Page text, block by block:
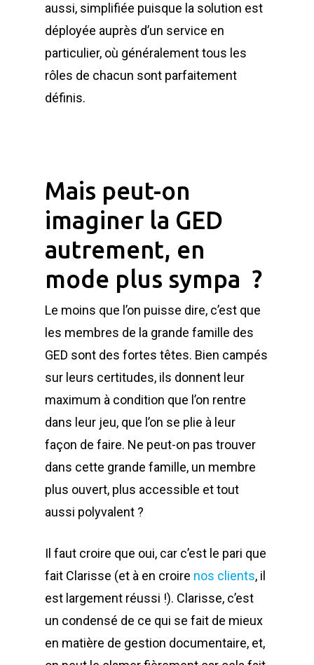
aussi, simplifiée puisque la solution est
déployée auprès d’un service en
particulier, où généralement tous les
rôles de chacun sont parfaitement
définis.
Mais peut-on
imaginer la GED
autrement, en
mode plus sympa ?
Le moins que l’on puisse dire, c’est que
les membres de la grande famille des
GED sont des fortes têtes. Bien campés
sur leurs certitudes, ils donnent leur
maximum à condition que l’on rentre
dans leur jeu, que l’on se plie à leur
façon de faire. Ne peut-on pas trouver
dans cette grande famille, un membre
plus ouvert, plus accessible et tout
aussi polyvalent ?
Il faut croire que oui, car c’est le pari que
fait Clarisse (et à en croire nos clients, il
est largement réussi !). Clarisse, c’est
un condensé de ce qui se fait de mieux
en matière de gestion documentaire, et,